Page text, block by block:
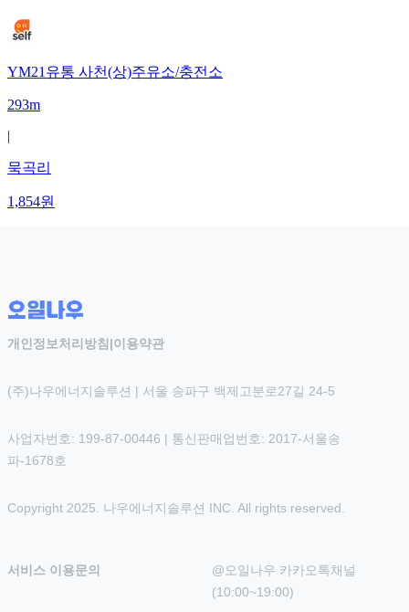
YM21유통 사천(상)주유소/충전소
293m
|
묵곡리
1,854원
개인정보처리방침 |이용약관
(주)나우에너지솔루션 | 서울 송파구 백제고분로27길 24-5
사업자번호: 199-87-00446 | 통신판매업번호: 2017-서울송
파-1678호
Copyright 2025. 나우에너지솔루션 INC. All rights reserved.
서비스 이용문의
@오일나우 카카오톡채널
(10:00~19:00)